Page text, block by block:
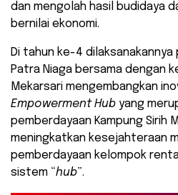
dan mengolah hasil budidaya
bernilai ekonomi.
Di tahun ke-4 dilaksanakannya
Patra Niaga bersama dengan
Mekarsari mengembangkan
Empowerment Hub yang
pemberdayaan Kampung Sirih
meningkatkan kesejahteraan
pemberdayaan kelompok
sistem “hub”.